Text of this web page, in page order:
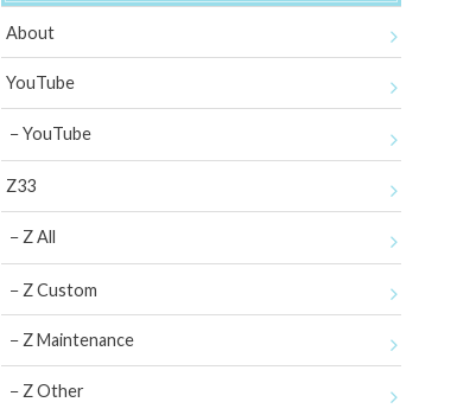
About
YouTube
YouTube
Z33
Z All
Z Custom
Z Maintenance
Z Other